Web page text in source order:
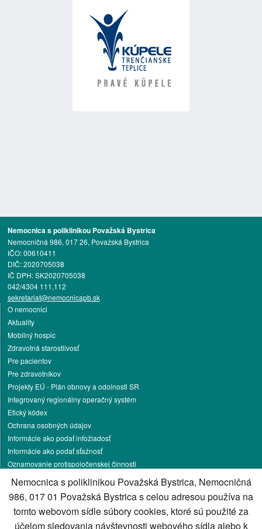
Nemocnica s poliklinikou Považská Bystrica
Nemocničná 986, 017 26, Považská Bystrica
IČO: 00610411
DIČ: 2020705038
IČ DPH: SK2020705038
042/4304 111,112
sekretariat@nemocnicapb.sk
O nemocnici
Aktuality
Mobilný hospic
Zdravotná starostlivosť
Pre pacientov
Pre zdravotníkov
Projekty EÚ - Plán obnovy a odolnosti SR
Integrovaný regionálny operačný systém
Etický kódex
Ochrana osobných údajov
Informácie ako podať infožiadosť
Informácie ako podať sťažnosť
Oznamovanie protispoločenskej činnosti
Pracovné príležitosti
Podnikateľská činnosť
Darcovstvo krvi
Parkovanie
Nemocnica s poliklinikou Považská Bystrica, Nemocničná
986, 017 01 Považská Bystrica s celou adresou používa na
tomto webovom sídle súbory cookies, ktoré sú použité za
účelom sledovania návštevnosti webového sídla alebo k